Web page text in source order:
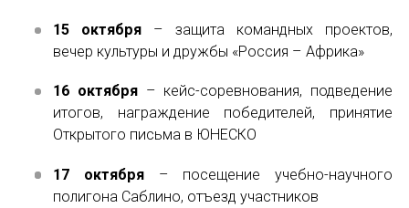
15 октября – защита командных проектов,
вечер культуры и дружбы «Россия – Африка»
16 октября– кейс-соревнования, подведение
итогов, награждение победителей, принятие
Открытого письма в ЮНЕСКО
17 октября – посещение учебно-научного
полигона Саблино, отъезд участников